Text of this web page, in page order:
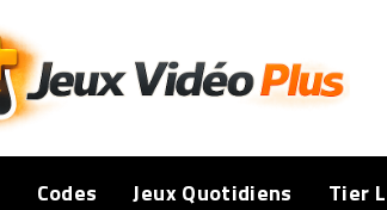
Codes Jeux Quotidiens Tier